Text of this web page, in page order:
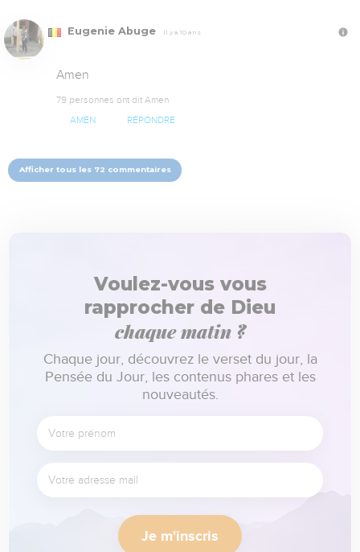
Eugenie Abuge Il y a 10 ans
Amen
79 personnes ont dit Amen
AMEN RÉPONDRE
Afficher tous les 72 commentaires
Voulez-vous vous
rapprocher de Dieu
chaque matin ?
Chaque jour, découvrez le verset du jour, la
Pensée du Jour, les contenus phares et les
nouveautés.
Je m'inscris